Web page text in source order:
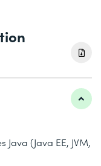
(Java EE, JVM,